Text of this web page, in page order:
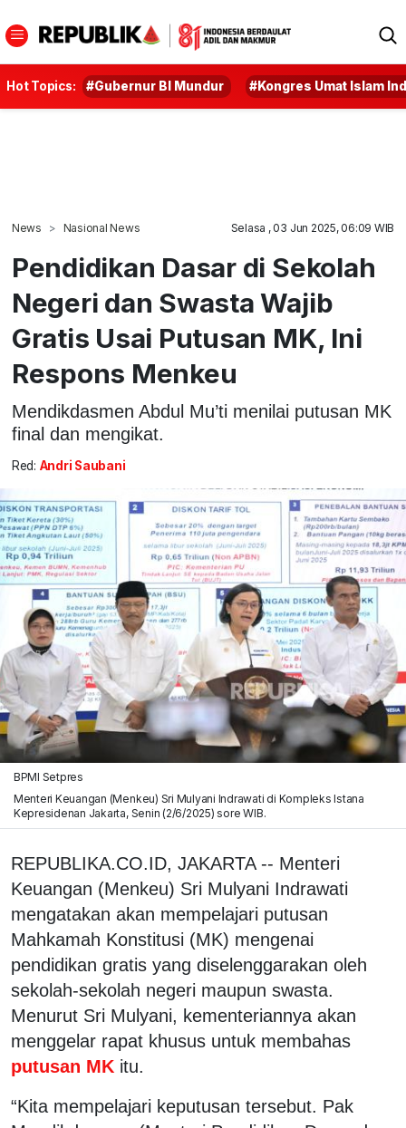
Hot Topics: #Gubernur BI Mundur #Kongres Umat Islam
News Nasional News Selasa , 03 Jun 2025, 06:09 WIB
Pendidikan Dasar di Sekolah
Negeri dan Swasta Wajib
Gratis Usai Putusan MK, Ini
Respons Menkeu
Mendikdasmen Abdul Mu’ti menilai putusan MK
final dan mengikat.
Red: Andri Saubani
BPMI Setpres
Menteri Keuangan (Menkeu) Sri Mulyani Indrawati di Kompleks Istana
Kepresidenan Jakarta, Senin (2/6/2025) sore WIB.
REPUBLIKA.CO.ID, JAKARTA -- Menteri
Keuangan (Menkeu) Sri Mulyani Indrawati
mengatakan akan mempelajari putusan
Mahkamah Konstitusi (MK) mengenai
pendidikan gratis yang diselenggarakan oleh
sekolah-sekolah negeri maupun swasta.
Menurut Sri Mulyani, kementeriannya akan
menggelar rapat khusus untuk membahas
putusan MK itu.
“Kita mempelajari keputusan tersebut. Pak